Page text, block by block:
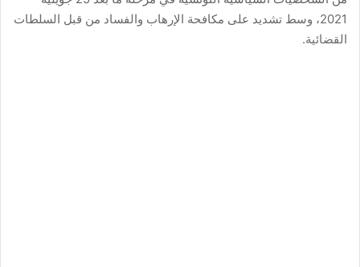
2021، وسط تشديد على مكافحة الإرهاب والفساد من قبل السلطات
القضائية.